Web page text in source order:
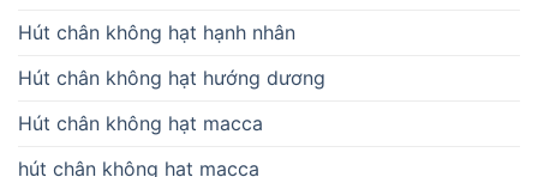
Hút chân không hạt hạnh nhân
Hút chân không hạt hướng dương
Hút chân không hạt macca
hút chân không hạt macca